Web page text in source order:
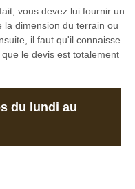
vous devez lui fournir un
dimension du terrain ou
il faut qu'il connaisse
le devis est totalement
du lundi au